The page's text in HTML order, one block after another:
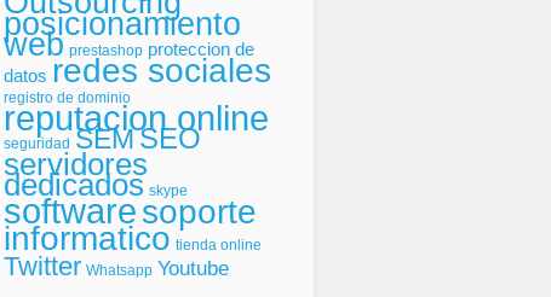
posicionamiento
web prestashop proteccion de
datos redes sociales
registro de dominio
reputacion online
seguridad SEMSEO
servidores
dedicados skype
softwaresoporte
informatico tienda online
Twitter Whatsapp Youtube